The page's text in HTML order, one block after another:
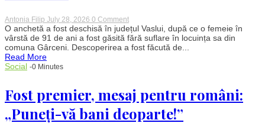
Antonia Filip July 28, 2026 0 Commenton
Moarte
suspectă
în
Vaslui.
de
ani
a
fost
O anchetă a fost deschisă în județul Vaslui, după ce o femeie în
vârstă de 91 de ani a fost găsită fără suflare în locuința sa din
comuna Gârceni. Descoperirea a fost făcută de...
Read More
Social -0 Minutes
Fost premier, mesaj pentru români:
„Puneți-vă bani deoparte!”